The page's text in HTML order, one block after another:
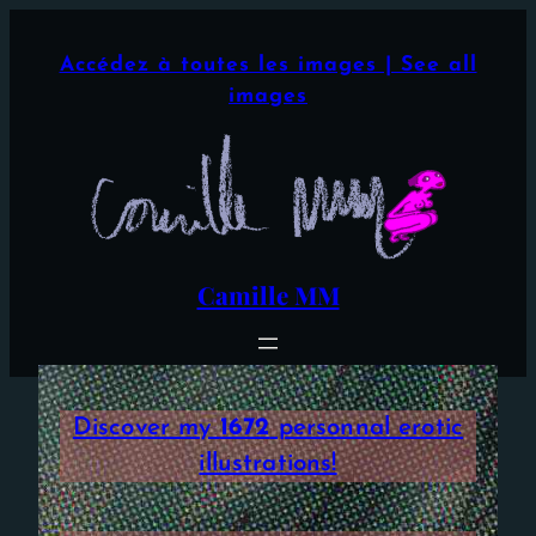
Accédez à toutes les images | See all
images
Camille MM
Discover my1672personnal erotic
illustrations!